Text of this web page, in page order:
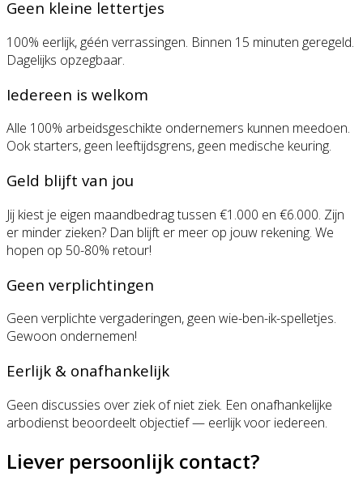
Geen kleine lettertjes
100% eerlijk, géén verrassingen. Binnen 15 minuten geregeld.
Dagelijks opzegbaar.
Iedereen is welkom
Alle 100% arbeidsgeschikte ondernemers kunnen meedoen.
Ook starters, geen leeftijdsgrens, geen medische keuring.
Geld blijft van jou
Jij kiest je eigen maandbedrag tussen €1.000 en €6.000. Zijn
er minder zieken? Dan blijft er meer op jouw rekening. We
hopen op 50-80% retour!
Geen verplichtingen
Geen verplichte vergaderingen, geen wie-ben-ik-spelletjes.
Gewoon ondernemen!
Eerlijk & onafhankelijk
Geen discussies over ziek of niet ziek. Een onafhankelijke
arbodienst beoordeelt objectief — eerlijk voor iedereen.
Liever persoonlijk contact?